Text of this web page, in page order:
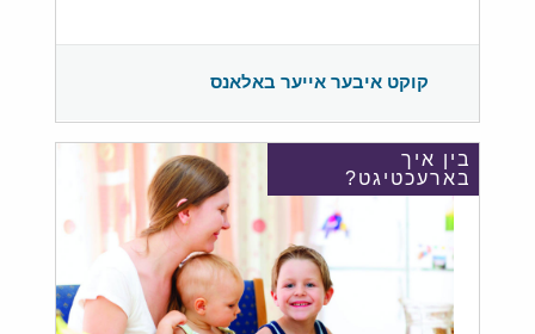
קוקט איבער אייער באלאנס
בין איך
בארעכטיגט?